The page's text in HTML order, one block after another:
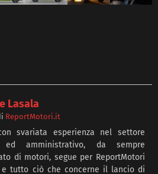
Lasala
ReportMotori.it
svariata esperienza nel settore
ed amministrativo, da sempre
di motori, segue per ReportMotori
tutto ciò che concerne il lancio di